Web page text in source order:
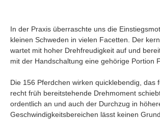
In der Praxis überraschte uns die
kleinen Schweden in vielen Facetten. Der
wartet mit hoher Drehfreudigkeit auf und
mit der Handschaltung eine gehörige Portion
Die 156 Pferdchen wirken quicklebendig, das
recht früh bereitstehende Drehmoment
ordentlich an und auch der Durchzug in
Geschwindigkeitsbereichen lässt keinen